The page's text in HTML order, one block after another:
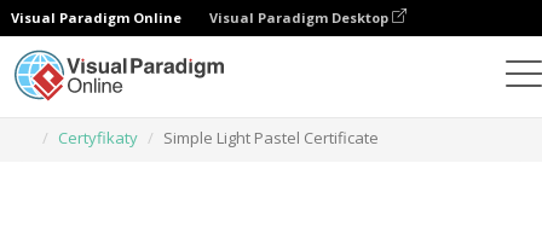
Visual Paradigm Online Visual Paradigm Desktop
Certyfikaty
Simple Light Pastel Certificate